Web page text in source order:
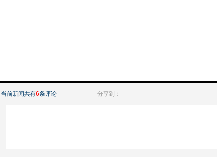
当前新闻共有6条评论 分享到：